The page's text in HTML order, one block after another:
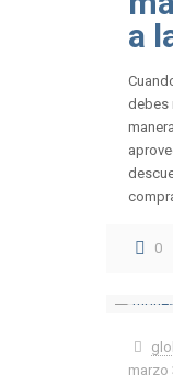
a
debes
0
marzo